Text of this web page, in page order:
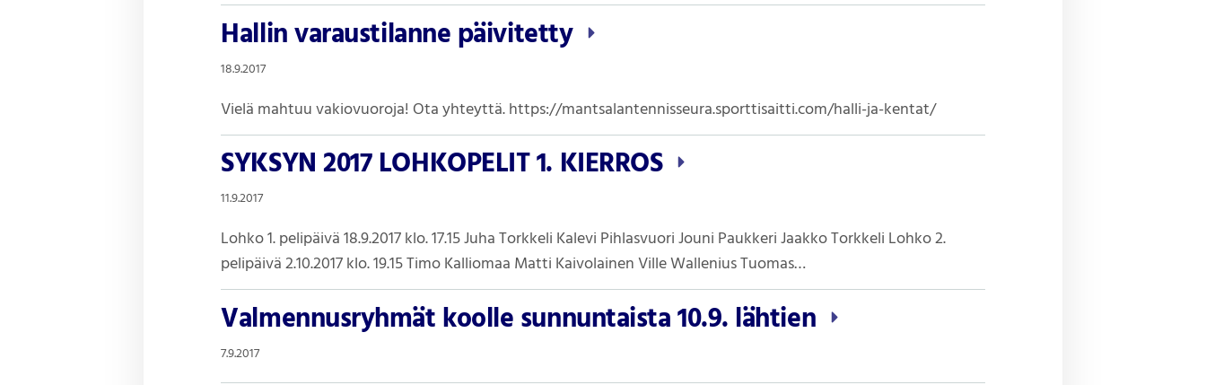
Hallin varaustilanne päivitetty
18.9.2017
Vielä mahtuu vakiovuoroja! Ota yhteyttä. https://mantsalantennisseura.sporttisaitti.com/halli-ja-kentat/
SYKSYN 2017 LOHKOPELIT 1. KIERROS
11.9.2017
Lohko 1. pelipäivä 18.9.2017 klo. 17.15 Juha Torkkeli Kalevi Pihlasvuori Jouni Paukkeri Jaakko Torkkeli Lohko 2.
pelipäivä 2.10.2017 klo. 19.15 Timo Kalliomaa Matti Kaivolainen Ville Wallenius Tuomas…
Valmennusryhmät koolle sunnuntaista 10.9. lähtien
7.9.2017